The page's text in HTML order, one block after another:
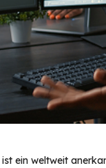
ist ein weltweit